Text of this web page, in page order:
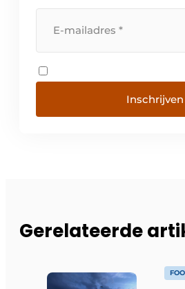
Inschrijven
Gerelateerde